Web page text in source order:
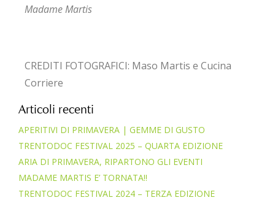
Madame Martis
CREDITI FOTOGRAFICI: Maso Martis e Cucina
Corriere
Articoli recenti
APERITIVI DI PRIMAVERA | GEMME DI GUSTO
TRENTODOC FESTIVAL 2025 – QUARTA EDIZIONE
ARIA DI PRIMAVERA, RIPARTONO GLI EVENTI
MADAME MARTIS E’ TORNATA!!
TRENTODOC FESTIVAL 2024 – TERZA EDIZIONE